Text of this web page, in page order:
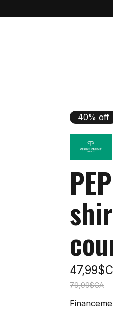
40% off
79,99$CA